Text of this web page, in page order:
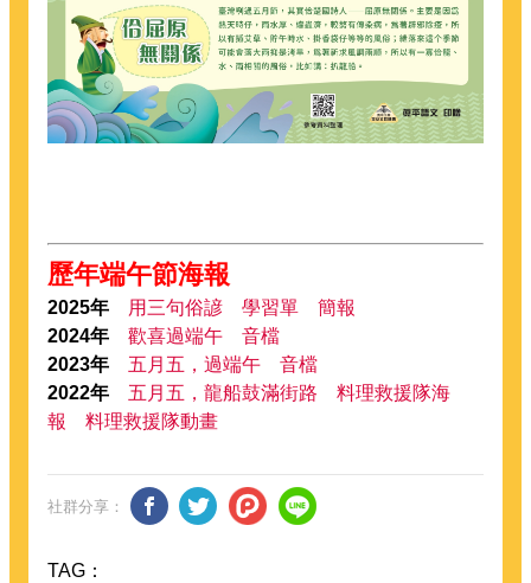
歷年端午節海報
2025年 用三句俗諺 學習單
簡報
2024年 歡喜過端午
音檔
2023年 五月五，過端午
音檔
2022年 五月五，龍船鼓滿街路
料理救援隊海
報
料理救援隊動畫
社群分享：
TAG：